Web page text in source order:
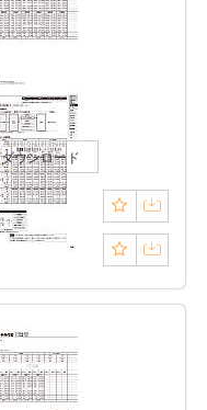
ダウンロード